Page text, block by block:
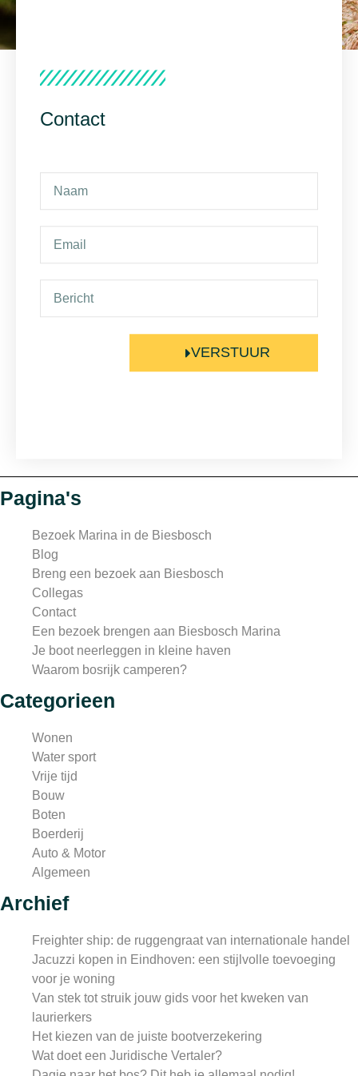
Contact
VERSTUUR
Pagina's
Bezoek Marina in de Biesbosch
Blog
Breng een bezoek aan Biesbosch
Collegas
Contact
Een bezoek brengen aan Biesbosch Marina
Je boot neerleggen in kleine haven
Waarom bosrijk camperen?
Categorieen
Wonen
Water sport
Vrije tijd
Bouw
Boten
Boerderij
Auto & Motor
Algemeen
Archief
Freighter ship: de ruggengraat van internationale handel
Jacuzzi kopen in Eindhoven: een stijlvolle toevoeging
voor je woning
Van stek tot struik jouw gids voor het kweken van
laurierkers
Het kiezen van de juiste bootverzekering
Wat doet een Juridische Vertaler?